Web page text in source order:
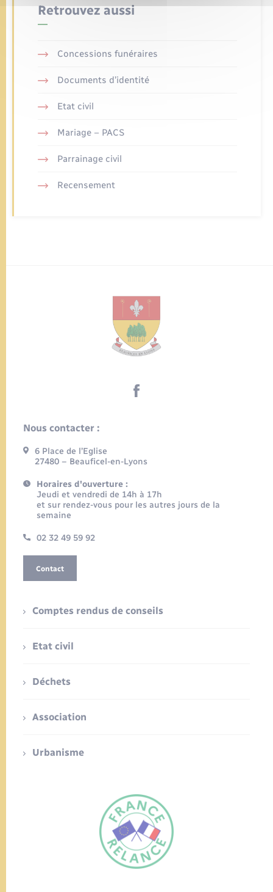
FR
Retrouvez aussi
Concessions funéraires
Documents d’identité
Etat civil
Mariage – PACS
Parrainage civil
Recensement
Nous contacter :
6 Place de l’Eglise
27480 – Beauficel-en-Lyons
Horaires d'ouverture :
Jeudi et vendredi de 14h à 17h
et sur rendez-vous pour les autres jours de la
semaine
02 32 49 59 92
Contact
Comptes rendus de conseils
Etat civil
Déchets
Association
Urbanisme